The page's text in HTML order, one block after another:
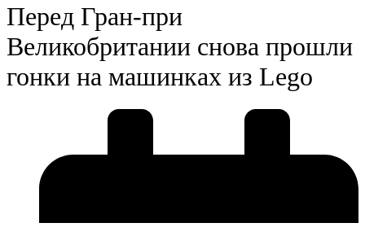
Перед Гран-при
Великобритании снова прошли
гонки на машинках из Lego